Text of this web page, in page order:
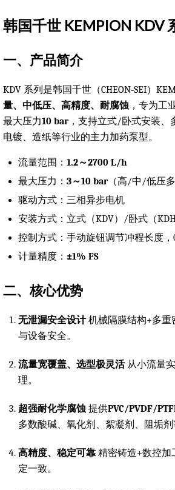
韩国千世 KEMPION KDV
一、产品简介
KDV 系列是韩国千世（CHEON‑SEI）
量、中低压、高精度、耐腐蚀 ，专为工
最大压力10 bar，支持立式/卧式安装、
电镀、造纸等行业的主力加药泵型。
流量范围：1.2～2700 L/h
最大压力：3～10 bar（高/中/低压多
驱动方式：三相异步电机
安装方式：立式（KDV）/卧式（
控制方式：手动旋钮调节冲程长度，
计量精度： ±1% FS
二、核心优势
无泄漏安全设计机械隔膜结构+多重
与设备安全。
流量宽覆盖、选型极灵活从小流量
理。
超强耐化学腐蚀 提供PVC/PVDF/
多数酸碱、氧化剂、絮凝剂、阻垢剂
高精度、稳定可靠 精密铸造+数控加
定一致。